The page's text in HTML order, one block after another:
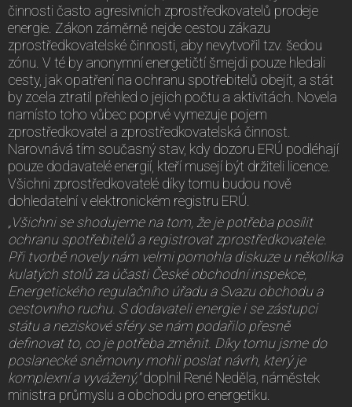
činnosti často agresivních zprostředkovatelů prodeje
energie. Zákon záměrně nejde cestou zákazu
zprostředkovatelské činnosti, aby nevytvořil tzv. šedou
zónu. V té by anonymní energetičtí šmejdi pouze hledali
cesty, jak opatření na ochranu spotřebitelů obejít, a stát
by zcela ztratil přehled o jejich počtu a aktivitách. Novela
namísto toho vůbec poprvé vymezuje pojem
zprostředkovatel a zprostředkovatelská činnost.
Narovnává tím současný stav, kdy dozoru ERÚ podléhají
pouze dodavatelé energií, kteří musejí být držiteli licence.
Všichni zprostředkovatelé díky tomu budou nově
dohledatelní v elektronickém registru ERÚ.
„Všichni se shodujeme na tom, že je potřeba posílit
ochranu spotřebitelů a registrovat zprostředkovatele.
Při tvorbě novely nám velmi pomohla diskuze u několika
kulatých stolů za účasti České obchodní inspekce,
Energetického regulačního úřadu a Svazu obchodu a
cestovního ruchu. S dodavateli energie i se zástupci
státu a neziskové sféry se nám podařilo přesně
definovat to, co je potřeba změnit. Díky tomu jsme do
poslanecké sněmovny mohli poslat návrh, který je
komplexní a vyvážený,"doplnil René Neděla, náměstek
ministra průmyslu a obchodu pro energetiku.